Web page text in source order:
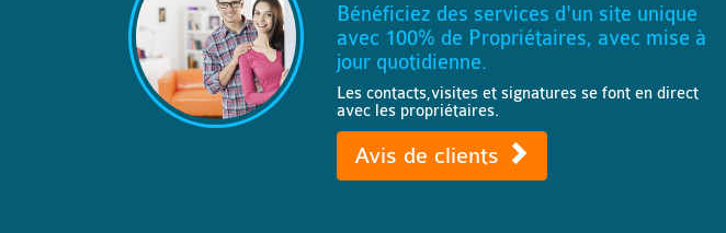
Bénéficiez des services d'un site unique
avec 100% de Propriétaires, avec mise à
jour quotidienne.
Les contacts,visites et signatures se font en direct
avec les propriétaires.
Avis de clients